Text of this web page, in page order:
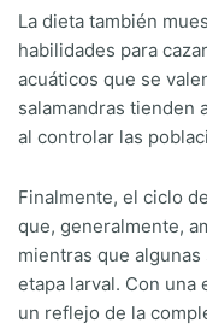
La dieta también
habilidades para
acuáticos que se
salamandras tienden
al controlar las
Finalmente, el ciclo
que, generalmente,
mientras que
etapa larval. Con una
un reflejo de la